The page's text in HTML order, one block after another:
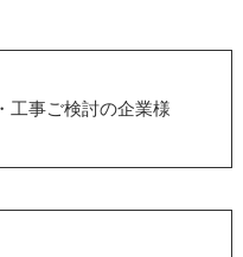
工事ご検討の企業様